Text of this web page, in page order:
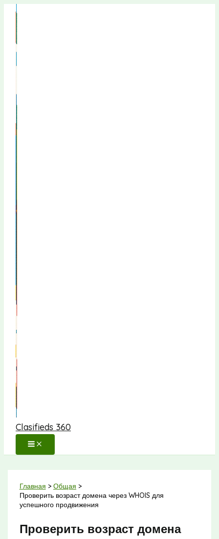
содержимому
Clasifieds 360
Главная
Общая
Проверить возраст домена через WHOIS для
успешного продвижения
Проверить возраст домена